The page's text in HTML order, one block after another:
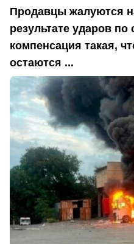
Продавцы жалуются
результате ударов по
компенсация такая,
остаются ...